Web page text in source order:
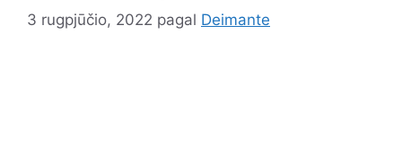
3 rugpjūčio, 2022 pagal Deimante